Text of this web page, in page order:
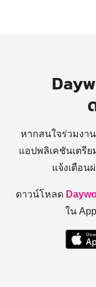
หากสนใจร่วมงา
แอปพลิเคชันเตรีย
แจ้งเตือ
ดาวน์โหลด
ใน